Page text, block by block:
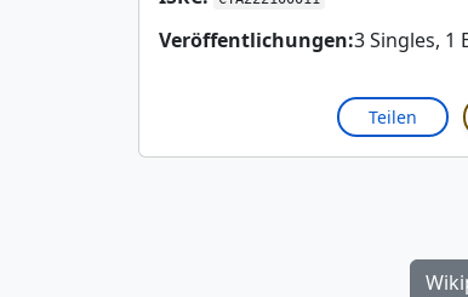
Veröffentlichungen:3 Singles, 1
Teilen